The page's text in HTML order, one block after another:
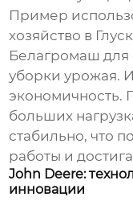
Пример
хозяйство в
Белагромаш для
уборки урожая.
экономичность.
больших
стабильно, что
работы и
John Deere:
инновации